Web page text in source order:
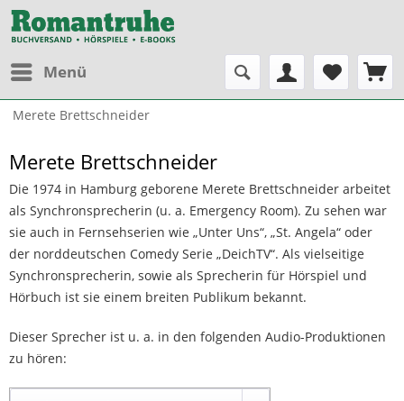
Menü
Merete Brettschneider
Merete Brettschneider
Die 1974 in Hamburg geborene Merete Brettschneider arbeitet
als Synchronsprecherin (u. a. Emergency Room). Zu sehen war
sie auch in Fernsehserien wie „Unter Uns“, „St. Angela“ oder
der norddeutschen Comedy Serie „DeichTV“. Als vielseitige
Synchronsprecherin, sowie als Sprecherin für Hörspiel und
Hörbuch ist sie einem breiten Publikum bekannt.
Dieser Sprecher ist u. a. in den folgenden Audio-Produktionen
zu hören: